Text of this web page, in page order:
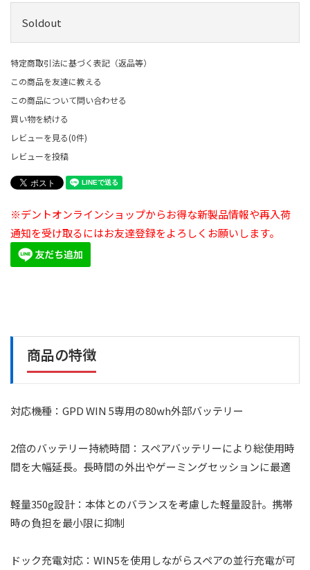
Soldout
特定商取引法に基づく表記（返品等）
この商品を友達に教える
この商品について問い合わせる
買い物を続ける
レビューを見る(0件)
レビューを投稿
※デントオンラインショップからお得な新製品情報や再入荷
通知を受け取るにはお友達登録をよろしくお願いします。
商品の特徴
対応機種：GPD WIN 5専用の80wh外部バッテリー
2倍のバッテリー持続時間：スペアバッテリーにより総使用時
間を大幅延長。長時間の外出やゲーミングセッションに最適
軽量350g設計：本体とのバランスを考慮した軽量設計。携帯
時の負担を最小限に抑制
ドック充電対応：WIN5を使用しながらスペアの並行充電が可